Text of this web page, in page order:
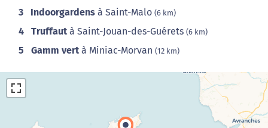
3 Indoorgardens à Saint-Malo (6 km)
4 Truffaut à Saint-Jouan-des-Guérets (6 km)
5 Gamm vert à Miniac-Morvan (12 km)